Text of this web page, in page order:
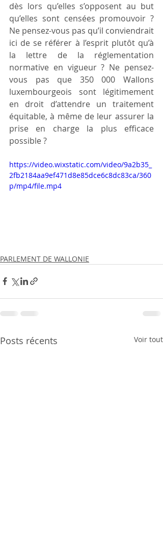
dès lors qu’elles s’opposent au but
qu’elles sont censées promouvoir ?
Ne pensez-vous pas qu’il conviendrait
ici de se référer à l’esprit plutôt qu’à
la lettre de la réglementation
normative en vigueur ? Ne pensez-
vous pas que 350 000 Wallons
luxembourgeois sont légitimement
en droit d’attendre un traitement
équitable, à même de leur assurer la
prise en charge la plus efficace
possible ?
https://video.wixstatic.com/video/9a2b35_
2fb2184aa9ef471d8e85dce6c8dc83ca/360
p/mp4/file.mp4
PARLEMENT DE WALLONIE
Posts récents Voir tout